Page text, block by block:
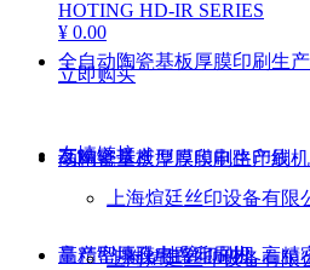
HOTING HD-IR SERIES
¥ 0.00
立即购买
全自动陶瓷基板厚膜印刷生
动陶瓷基板厚膜印刷生产线
高精密量产型厚膜电路印刷机
量产型厚膜电路印刷机
高精密填孔/挂壁印刷机 高精
友情链接 ꁕ
上海煊廷丝印设备有限
上海煊廷丝印设备有限